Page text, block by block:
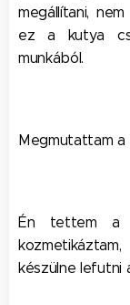
megállítani,
ez a kutya
munkából.
Megmutattam a
Én tettem a
készülne lefutni